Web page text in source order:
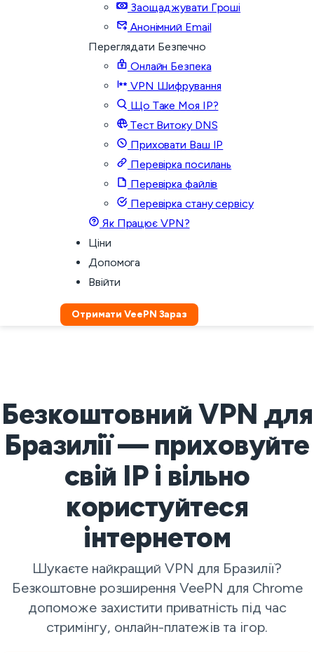
Заощаджувати Гроші
Анонімний Email
Переглядати Безпечно
Онлайн Безпека
VPN Шифрування
Що Таке Моя IP?
Тест Витоку DNS
Приховати Ваш IP
Перевірка посилань
Перевірка файлів
Перевірка стану сервісу
Як Працює VPN?
Ціни
Допомога
Ввійти
Отримати VeePN Зараз
Безкоштовний VPN для
Бразилії — приховуйте
свій IP і вільно
користуйтеся
інтернетом
Шукаєте найкращий VPN для Бразилії?
Безкоштовне розширення VeePN для Chrome
допоможе захистити приватність під час
стримінгу, онлайн-платежів та ігор.